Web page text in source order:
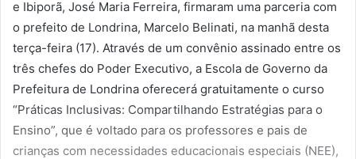
e Ibiporã, José Maria Ferreira, firmaram uma parceria com
o prefeito de Londrina, Marcelo Belinati, na manhã desta
terça-feira (17). Através de um convênio assinado entre os
três chefes do Poder Executivo, a Escola de Governo da
Prefeitura de Londrina oferecerá gratuitamente o curso
“Práticas Inclusivas: Compartilhando Estratégias para o
Ensino”, que é voltado para os professores e pais de
crianças com necessidades educacionais especiais (NEE),